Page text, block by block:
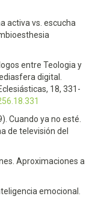
activa vs. escucha
entre Teologia y
digital.
18, 331-
Cuando ya no esté.
de televisión del
Aproximaciones a
emocional.